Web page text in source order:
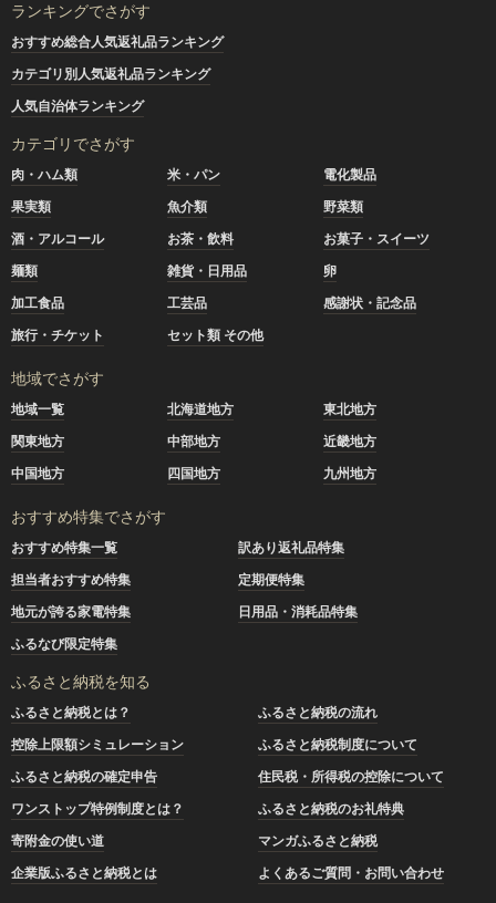
ランキングでさがす
おすすめ総合人気返礼品ランキング
カテゴリ別人気返礼品ランキング
人気自治体ランキング
カテゴリでさがす
肉・ハム類 米・パン
電化製品
果実類
魚介類
野菜類
酒・アルコール
お茶・飲料
お菓子・スイーツ
麺類
雑貨・日用品
卵
加工食品
工芸品
感謝状・記念品
旅行・チケット
セット類 その他
地域でさがす
地域一覧 北海道地方
東北地方
関東地方
中部地方
近畿地方
中国地方
四国地方 九州地方
おすすめ特集でさがす
おすすめ特集一覧
訳あり返礼品特集
担当者おすすめ特集
定期便特集
地元が誇る家電特集
日用品・消耗品特集
ふるなび限定特集
ふるさと納税を知る
ふるさと納税とは？
ふるさと納税の流れ
控除上限額シミュレーション
ふるさと納税制度について
ふるさと納税の確定申告
住民税・所得税の控除について
ワンストップ特例制度とは？
ふるさと納税のお礼特典
寄附金の使い道
マンガふるさと納税
企業版ふるさと納税とは
よくあるご質問・お問い合わせ